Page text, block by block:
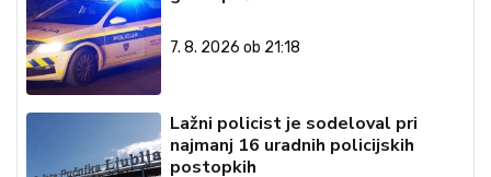
7. 8. 2026 ob 21:18
Lažni policist je sodeloval pri
najmanj 16 uradnih policijskih
postopkih